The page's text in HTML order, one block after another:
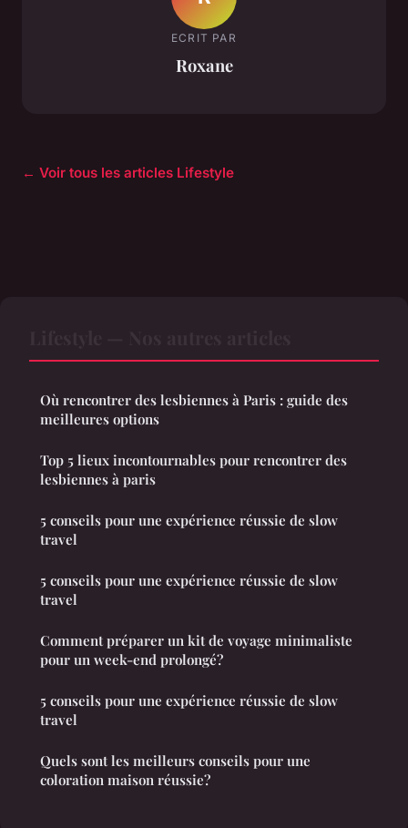
ECRIT PAR
Roxane
← Voir tous les articles Lifestyle
Où rencontrer des lesbiennes à Paris : guide des
meilleures options
Top 5 lieux incontournables pour rencontrer des
lesbiennes à paris
5 conseils pour une expérience réussie de slow
travel
5 conseils pour une expérience réussie de slow
travel
Comment préparer un kit de voyage minimaliste
pour un week-end prolongé?
5 conseils pour une expérience réussie de slow
travel
Quels sont les meilleurs conseils pour une
coloration maison réussie?